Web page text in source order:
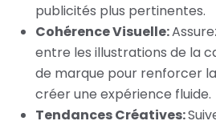
publicités plus pertinentes.
Cohérence Visuelle:
entre les illustrations de la
de marque pour renforcer
créer une expérience fluide.
Tendances Créatives: